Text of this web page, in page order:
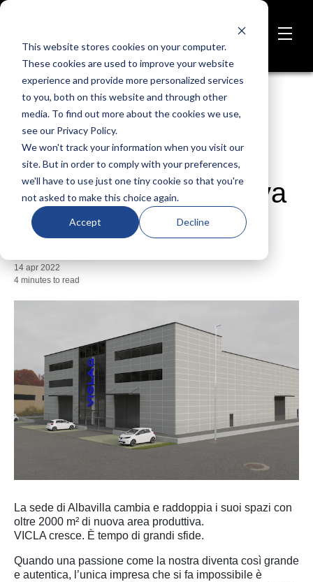
This website stores cookies on your computer.
These cookies are used to improve your website
experience and provide more personalized services
to you, both on this website and through other
media. To find out more about the cookies we use,
see our Privacy Policy.
We won't track your information when you visit our
site. But in order to comply with your preferences,
we'll have to use just one tiny cookie so that you're
not asked to make this choice again.
Accept Decline
VICLA Macchine per
Lamiera inaugura
nuova sede produttiva
di 2000mq
14 apr 2022
4 minutes to read
La sede di Albavilla cambia e raddoppia i suoi spazi con
oltre 2000 m² di nuova area produttiva.
VICLA cresce. È tempo di grandi sfide.
Quando una passione come la nostra diventa così grande
e autentica, l’unica impresa che si fa impossibile è